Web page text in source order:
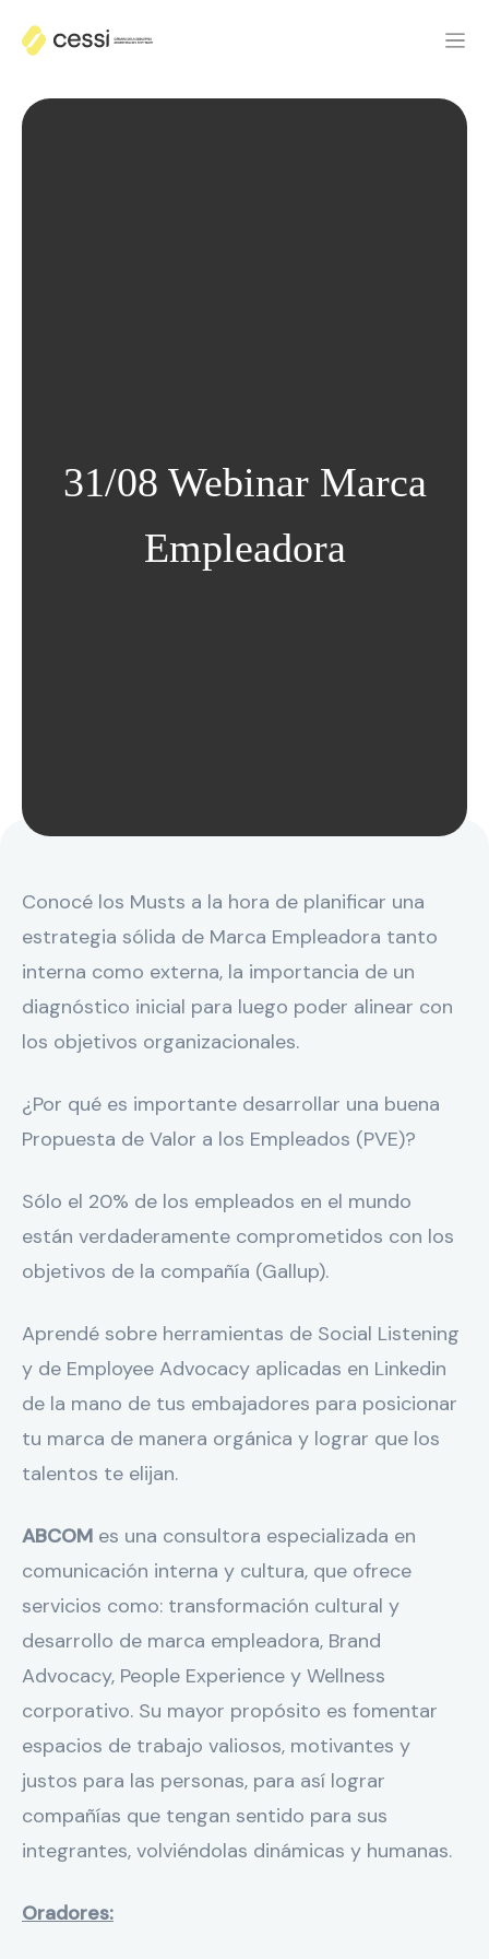
31/08 Webinar Marca
Empleadora
Conocé los Musts a la hora de planificar una
estrategia sólida de Marca Empleadora tanto
interna como externa, la importancia de un
diagnóstico inicial para luego poder alinear con
los objetivos organizacionales.
¿Por qué es importante desarrollar una buena
Propuesta de Valor a los Empleados (PVE)?
Sólo el 20% de los empleados en el mundo
están verdaderamente comprometidos con los
objetivos de la compañía (Gallup).
Aprendé sobre herramientas de Social Listening
y de Employee Advocacy aplicadas en Linkedin
de la mano de tus embajadores para posicionar
tu marca de manera orgánica y lograr que los
talentos te elijan.
ABCOM es una consultora especializada en
comunicación interna y cultura, que ofrece
servicios como: transformación cultural y
desarrollo de marca empleadora, Brand
Advocacy, People Experience y Wellness
corporativo. Su mayor propósito es fomentar
espacios de trabajo valiosos, motivantes y
justos para las personas, para así lograr
compañías que tengan sentido para sus
integrantes, volviéndolas dinámicas y humanas.
Oradores: